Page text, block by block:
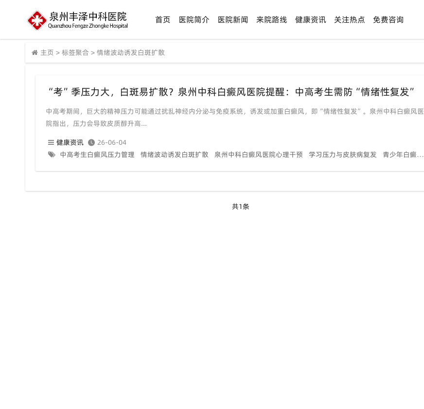
首页 医院简介 医院新闻 来院路线 健康资讯 关注热点 免费咨询
主页 > 标签聚合 > 情绪波动诱发白斑扩散
“考”季压力大，白斑易扩散？泉州中科白癜风医院提醒：中高考生需防“情绪性复发”
中高考期间，巨大的精神压力可能通过扰乱神经内分泌与免疫系统，诱发或加重白癜风，即“情绪性复发”。泉州中科白癜风医
院指出，压力会导致皮质醇升高...
健康资讯
26-06-04
中高考生白癜风压力管理
情绪波动诱发白斑扩散 泉州中科白癜风医院心理干预 学习压力与皮肤病复发 青少年白癜风防治指南
共1条